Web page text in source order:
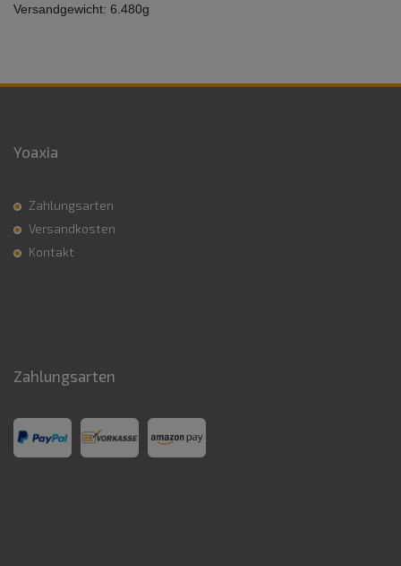
Versandgewicht: 6.480g
Yoaxia
Zahlungsarten
Versandkosten
Kontakt
Zahlungsarten